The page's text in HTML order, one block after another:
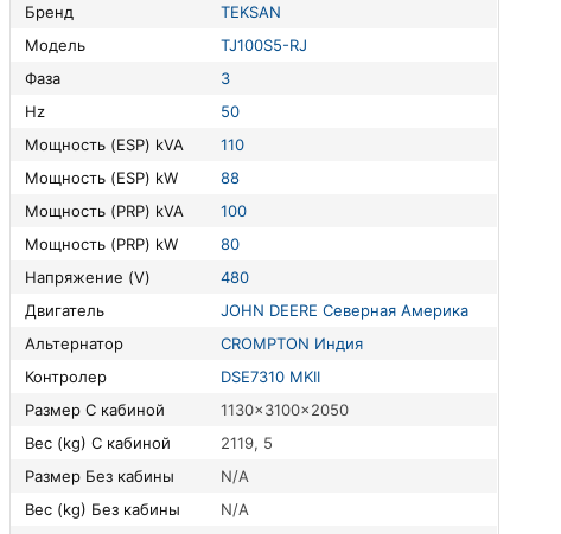
Бренд
TEKSAN
Модель
TJ100S5-RJ
Фаза
3
Hz
50
Мощность (ESP) kVA
110
Мощность (ESP) kW
88
Мощность (PRP) kVA
100
Мощность (PRP) kW
80
Напряжение (V)
480
Двигатель
JOHN DEERE Северная Америка
Альтернатор
CROMPTON Индия
Контролер
DSE7310 MKII
Размер С кабиной
1130x3100x2050
Вес (kg) С кабиной
2119, 5
Размер Без кабины
N/A
Вес (kg) Без кабины
N/A